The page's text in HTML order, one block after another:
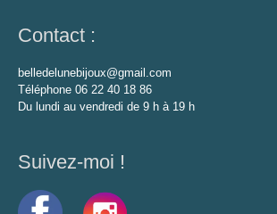
Contact :
belledelunebijoux@gmail.com
Téléphone 06 22 40 18 86
Du lundi au vendredi de 9 h à 19 h
Suivez-moi !